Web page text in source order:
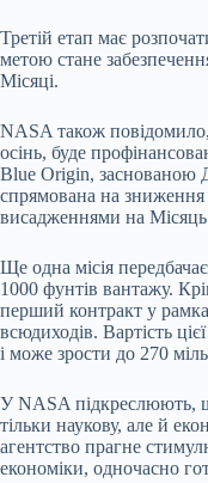
Третій етап має
метою стане
Місяці.
NASA також
осінь, буде
Blue Origin, заснованою
спрямована на зниження
висадженнями на
Ще одна місія
1000 фунтів вантажу.
перший контракт у
всюдиходів. Вартість
і може зрости до 270
У NASA підкреслюють,
тільки наукову, але й
агентство прагне
економіки, одночасно